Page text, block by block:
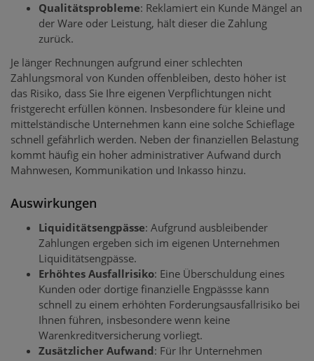
Qualitätsprobleme: Reklamiert ein Kunde Mängel an
der Ware oder Leistung, hält dieser die Zahlung
zurück.
Je länger Rechnungen aufgrund einer schlechten
Zahlungsmoral von Kunden offenbleiben, desto höher ist
das Risiko, dass Sie Ihre eigenen Verpflichtungen nicht
fristgerecht erfüllen können. Insbesondere für kleine und
mittelständische Unternehmen kann eine solche Schieflage
schnell gefährlich werden. Neben der finanziellen Belastung
kommt häufig ein hoher administrativer Aufwand durch
Mahnwesen, Kommunikation und Inkasso hinzu.
Auswirkungen
Liquiditätsengpässe: Aufgrund ausbleibender
Zahlungen ergeben sich im eigenen Unternehmen
Liquiditätsengpässe.
Erhöhtes Ausfallrisiko: Eine Überschuldung eines
Kunden oder dortige finanzielle Engpässse kann
schnell zu einem erhöhten Forderungsausfallrisiko bei
Ihnen führen, insbesondere wenn keine
Warenkreditversicherung vorliegt.
Zusätzlicher Aufwand: Für Ihr Unternehmen